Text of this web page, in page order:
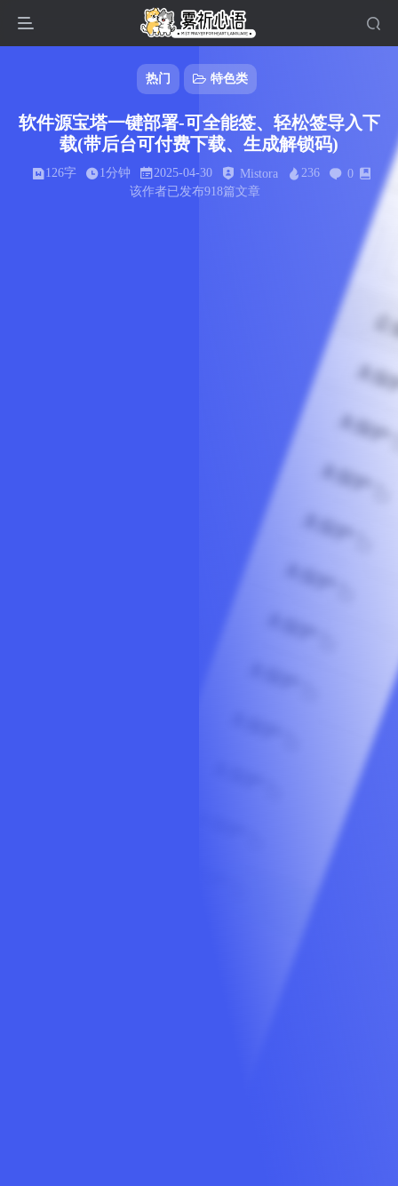
热门 特色类
软件源宝塔一键部署-可全能签、轻松签导入下
载(带后台可付费下载、生成解锁码)
126字 1分钟 2025-04-30 Mistora 236
0
该作者已发布918篇文章